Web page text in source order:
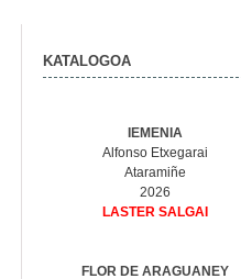
KATALOGOA
IEMENIA
Alfonso Etxegarai
Ataramiñe
2026
LASTER SALGAI
FLOR DE ARAGUANEY